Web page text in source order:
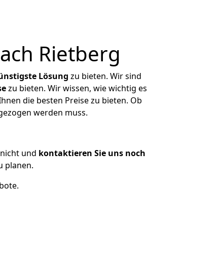
Rietberg
Lösung zu bieten. Wir sind
zu bieten. Wir wissen, wie wichtig es
die besten Preise zu bieten. Ob
werden muss.
und kontaktieren Sie uns noch
planen.